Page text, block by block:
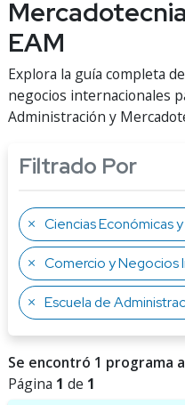
EAM
Explora la guía completa
negocios internacionales
Administración y
Filtrado Por
Ciencias Económicas
Comercio y Negocios
Escuela de Administración y
Se encontró 1 programa
Página 1 de 1